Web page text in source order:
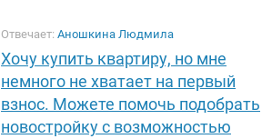
Отвечает: Аношкина Людмила
Хочу купить квартиру, но мне
немного не хватает на первый
взнос. Можете помочь подобрать
новостройку с возможностью